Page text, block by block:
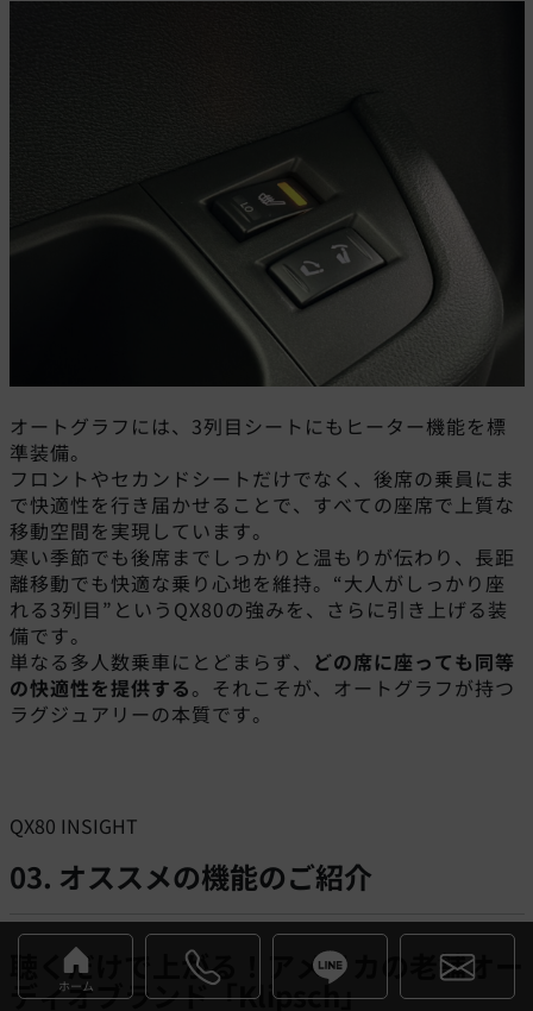
ホーム
オートグラフには、3列目シートにもヒーター機能を標
準装備。
フロントやセカンドシートだけでなく、後席の乗員にま
で快適性を行き届かせることで、すべての座席で上質な
移動空間を実現しています。
寒い季節でも後席までしっかりと温もりが伝わり、長距
離移動でも快適な乗り心地を維持。“大人がしっかり座
れる3列目”というQX80の強みを、さらに引き上げる装
備です。
単なる多人数乗車にとどまらず、 どの席に座っても同等
の快適性を提供する。それこそが、オートグラフが持つ
ラグジュアリーの本質です。
QX80 INSIGHT
03. オススメの機能のご紹介
聴くだけで上がる！アメリカの老舗オー
ディオブランド「Klipsch」